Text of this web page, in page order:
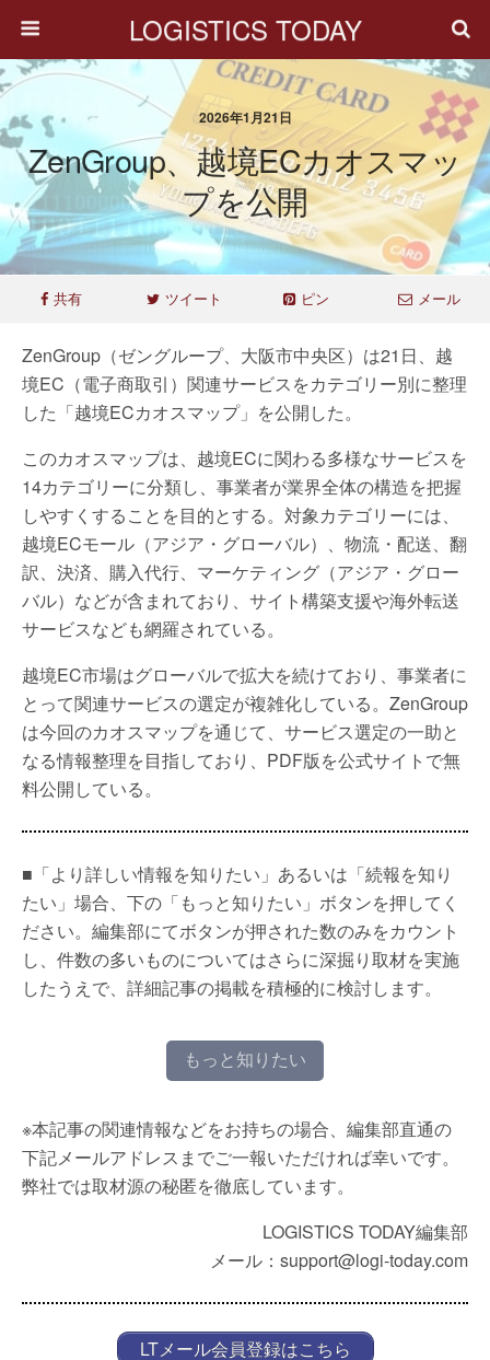
LOGISTICS TODAY
2026年1月21日
ZenGroup、越境ECカオスマッ
プを公開
共有 ツイート ピン メール
ZenGroup（ゼングループ、大阪市中央区）は21日、越
境EC（電子商取引）関連サービスをカテゴリー別に整理
した「越境ECカオスマップ」を公開した。
このカオスマップは、越境ECに関わる多様なサービスを
14カテゴリーに分類し、事業者が業界全体の構造を把握
しやすくすることを目的とする。対象カテゴリーには、
越境ECモール（アジア・グローバル）、物流・配送、翻
訳、決済、購入代行、マーケティング（アジア・グロー
バル）などが含まれており、サイト構築支援や海外転送
サービスなども網羅されている。
越境EC市場はグローバルで拡大を続けており、事業者に
とって関連サービスの選定が複雑化している。ZenGroup
は今回のカオスマップを通じて、サービス選定の一助と
なる情報整理を目指しており、PDF版を公式サイトで無
料公開している。
■「より詳しい情報を知りたい」あるいは「続報を知り
たい」場合、下の「もっと知りたい」ボタンを押してく
ださい。編集部にてボタンが押された数のみをカウント
し、件数の多いものについてはさらに深掘り取材を実施
したうえで、詳細記事の掲載を積極的に検討します。
もっと知りたい
※本記事の関連情報などをお持ちの場合、編集部直通の
下記メールアドレスまでご一報いただければ幸いです。
弊社では取材源の秘匿を徹底しています。
LOGISTICS TODAY編集部
メール：support@logi-today.com
LTメール会員登録はこちら